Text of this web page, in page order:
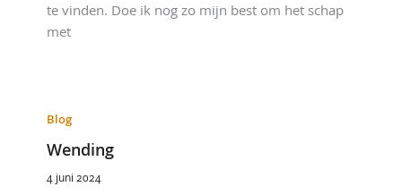
te vinden. Doe ik nog zo mijn best om het schap
met
Blog
Wending
4 juni 2024